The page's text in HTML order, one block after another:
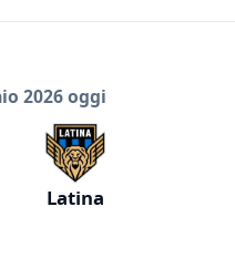
2026 oggi
Latina